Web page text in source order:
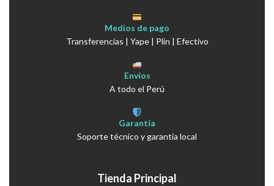
Medios de pago
Transferencias | Yape | Plin | Efectivo
Envíos
A todo el Perú
Garantía
Soporte técnico y garantía local
Tienda Principal